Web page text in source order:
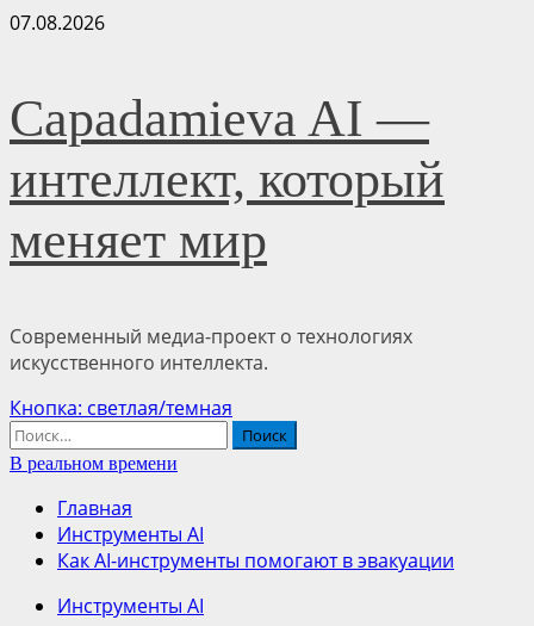
Перейти
07.08.2026
Capadamieva AI —
интеллект, который
меняет мир
Современный медиа-проект о технологиях
искусственного интеллекта.
Основное
меню
Кнопка: светлая/темная
Найти:
В реальном времени
Главная
Инструменты AI
Как AI-инструменты помогают в эвакуации
Инструменты AI